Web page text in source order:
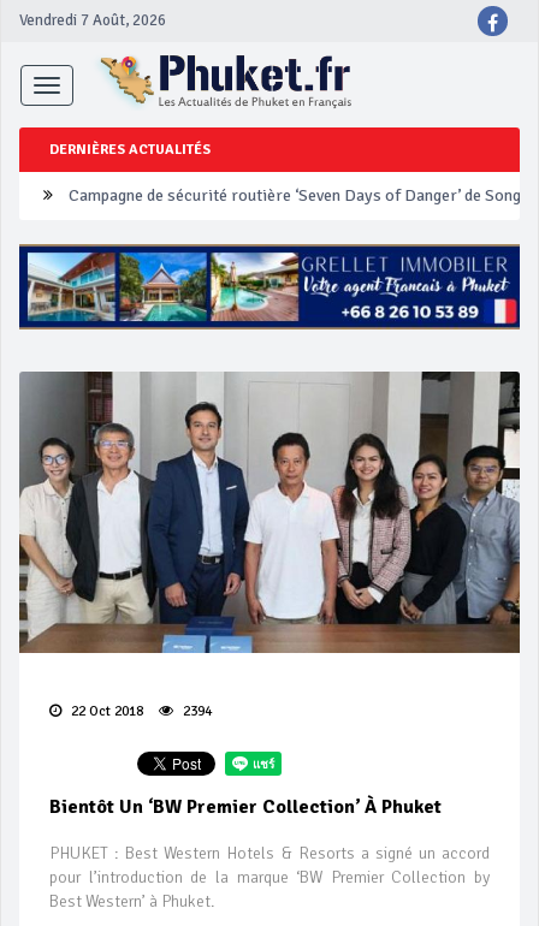
Vendredi 7 Août, 2026
Toggle
navigation
DERNIÈRES ACTUALITÉS
Un touriste français blessé en se faisant arracher son collier en
Phuket Peranakan Festival
‘Phuket Eye’ assurera la sécurité pendant Songkran
Campagne de sécurité routière ‘Seven Days of Danger’ de
22 Oct 2018 2394
Bientôt Un ‘BW Premier Collection’ À Phuket
PHUKET : Best Western Hotels & Resorts a signé un accord
pour l’introduction de la marque ‘BW Premier Collection by
Best Western’ à Phuket.